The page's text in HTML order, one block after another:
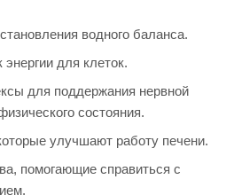
водного баланса.
для клеток.
для поддержания нервной
состояния.
улучшают работу печени.
помогающие справиться с